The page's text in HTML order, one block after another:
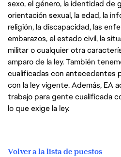
sexo, el género, la identidad de
orientación sexual, la edad, la
religión, la discapacidad, las
embarazos, el estado civil, la
militar o cualquier otra
amparo de la ley. También
cualificadas con antecedentes
con la ley vigente. Además, EA
trabajo para gente cualificada
lo que exige la ley.
Volver a la lista de puestos